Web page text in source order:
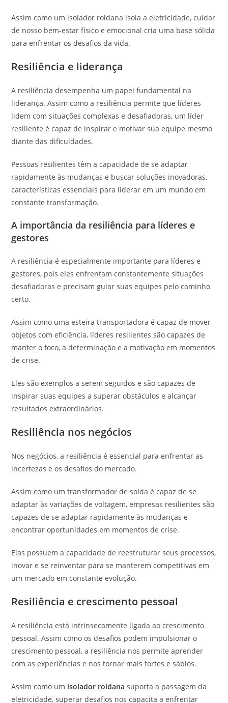
Assim como um isolador roldana isola a eletricidade, cuidar
de nosso bem-estar físico e emocional cria uma base sólida
para enfrentar os desafios da vida.
Resiliência e liderança
A resiliência desempenha um papel fundamental na
liderança. Assim como a resiliência permite que líderes
lidem com situações complexas e desafiadoras, um líder
resiliente é capaz de inspirar e motivar sua equipe mesmo
diante das dificuldades.
Pessoas resilientes têm a capacidade de se adaptar
rapidamente às mudanças e buscar soluções inovadoras,
características essenciais para liderar em um mundo em
constante transformação.
A importância da resiliência para líderes e
gestores
A resiliência é especialmente importante para líderes e
gestores, pois eles enfrentam constantemente situações
desafiadoras e precisam guiar suas equipes pelo caminho
certo.
Assim como uma esteira transportadora é capaz de mover
objetos com eficiência, líderes resilientes são capazes de
manter o foco, a determinação e a motivação em momentos
de crise.
Eles são exemplos a serem seguidos e são capazes de
inspirar suas equipes a superar obstáculos e alcançar
resultados extraordinários.
Resiliência nos negócios
Nos negócios, a resiliência é essencial para enfrentar as
incertezas e os desafios do mercado.
Assim como um transformador de solda é capaz de se
adaptar às variações de voltagem, empresas resilientes são
capazes de se adaptar rapidamente às mudanças e
encontrar oportunidades em momentos de crise.
Elas possuem a capacidade de reestruturar seus processos,
inovar e se reinventar para se manterem competitivas em
um mercado em constante evolução.
Resiliência e crescimento pessoal
A resiliência está intrinsecamente ligada ao crescimento
pessoal. Assim como os desafios podem impulsionar o
crescimento pessoal, a resiliência nos permite aprender
com as experiências e nos tornar mais fortes e sábios.
Assim como um isolador roldana suporta a passagem da
eletricidade, superar desafios nos capacita a enfrentar